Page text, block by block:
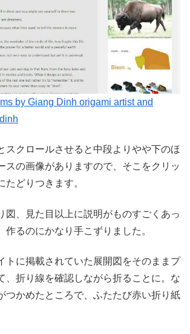
by Giang Dinh origami artist and
スクロールさせると中段よりやや下のほ
スの画像がありますので、そこをクリッ
たどりつきます。
図、見た目以上に説明がものすごくあっ
作るのにかなり手こずりました。
トに掲載されていた展開図をそのままプ
、折り線を確認しながら折ることに。な
つかめたところで、ふたたび赤い折り紙